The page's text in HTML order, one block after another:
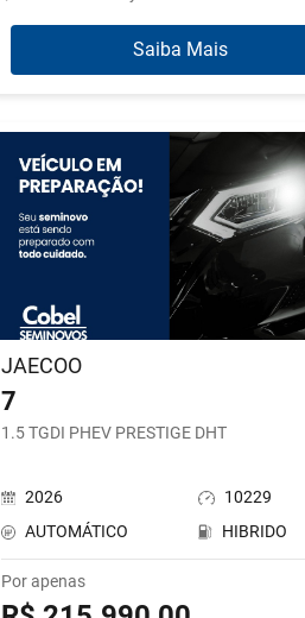
Saiba Mais
JAECOO
7
1.5 TGDI PHEV PRESTIGE DHT
2026
10229
AUTOMÁTICO
HIBRIDO
Por apenas